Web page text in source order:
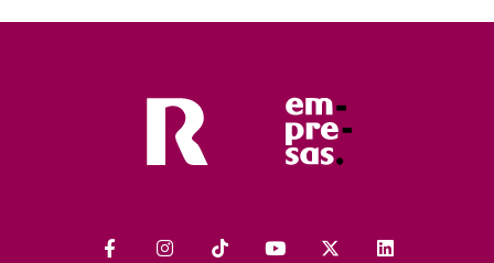
Celta Integra Zelnova, dando imagen así al valor social de este